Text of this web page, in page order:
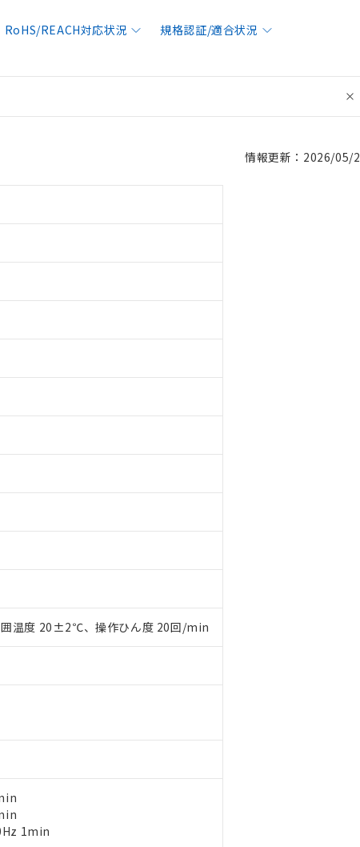
RoHS/REACH対応状況 規格認証/適合状況
情報更新：2026/05/
囲温度 20±2℃、操作ひん度 20回/min
1min
意のうえご利用ください。
器事業取扱商品の当社在庫状況および標準価格(税抜)を提供させて
中には、本サービスの対象外となる商品もあることをご了承くだ
結果は、記載している更新日時点での社内データに基づき作成さ
の実際の在庫および標準価格とは異なる場合があることをご了承
）の非含有に対応した製品に切り替える予定のある商品です。
物質）の非含有に非対応の商品で、対応品を出す予定はありませ
物質）の非含有の対応状況を調査中または確認中の商品です。
物で、有害物質有無と関係のない商品です。
品としていたものが、含有品と判明した場合などやむを得ず変更す
以下、 カドミウム(Cd) 100ppm以下、
ソブチル (DIBP) 1000ppm以下
器に対する適用除外項目は除く。
値を超える意図的な使用がないことを確認しています。
RoHSの基準値以下であることを示します。
RoHSの基準値を超えていることを示します。
門へお問い合わせください。
：
Cd(カドミウム) : 100ppm、
臭化ビフェニル類) : 1000ppm、 PBDEs(ポリ臭化ジフェニルエーテル類) : 1000ppm
フタル酸ジイソブチル) : 1000ppm、 BBP(フタル酸ブチルベンジル) : 1000ppm、
ち、外国為替および外国貿易法に定める商品（以下｢規制貨物等」
供する場合は、日本国政府の輸出許可(または役務取引許可)を取
合は、完全に破砕するなど、違法に輸出されないよう必要な手段
ミサイル、化学兵器、生物兵器またはその他武器並びにこれらの